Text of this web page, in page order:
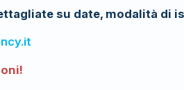
su date, modalità di